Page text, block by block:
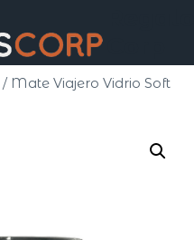
/ Mate Viajero Vidrio Soft